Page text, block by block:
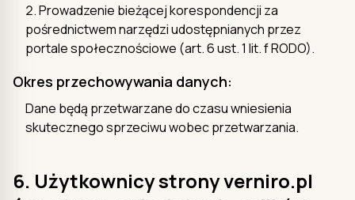
Prowadzenie bieżącej korespondencji za
pośrednictwem narzędzi udostępnianych przez
portale społecznościowe (art. 6 ust. 1 lit. f RODO).
Okres przechowywania danych:
Dane będą przetwarzane do czasu wniesienia
skutecznego sprzeciwu wobec przetwarzania.
6. Użytkownicy strony verniro.pl